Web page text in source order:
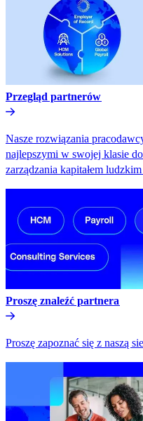
Przegląd partnerów​​
Nasze rozwiązania
najlepszymi w swojej klasie
zarządzania kapitałem
Proszę znaleźć partnera​​
Proszę zapoznać się z naszą